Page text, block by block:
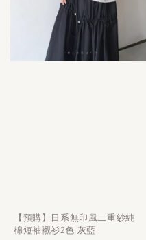
【預購】日系無印風二重紗純
棉短袖襯衫2色-灰藍